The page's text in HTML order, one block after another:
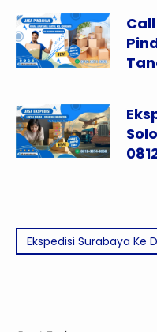
Ekspedisi Surabaya Ke